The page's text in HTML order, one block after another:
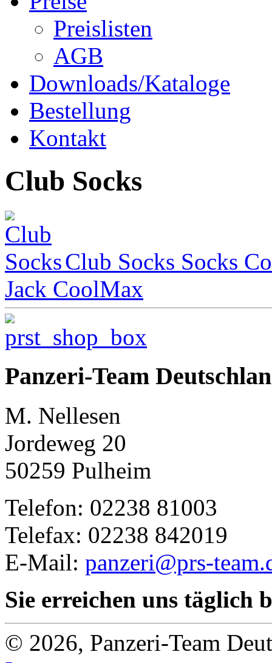
Preislisten
AGB
Downloads/Kataloge
Bestellung
Kontakt
Club Socks
Club Socks Socks
Jack CoolMax
Panzeri-Team
M. Nellesen
Jordeweg 20
50259 Pulheim
Telefon: 02238 81003
Telefax: 02238 842019
E-Mail: panzeri@prs-
Sie erreichen uns täglich
© 2026, Panzeri-Team